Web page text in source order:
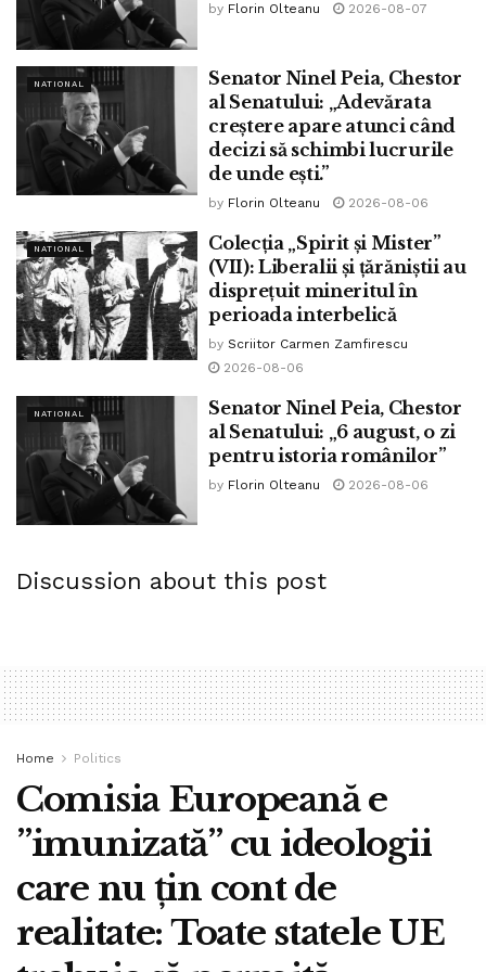
adresa Str. George Vraca nr. 8, Sector 1, București, sau
prin fax, la numărul 021/3124921!”, arată anunțul postat pe
site-ul instituției.
Sursa citată mai spune că „Avocatul Poporului va
implementa desfășurarea activității în regim de telemuncă,
dar va asigura permanența atât la sediul central, cât și la
birourile teritoriale și va răspunde telefonic eventualelor
solicitări”.
Tags: Avocatul Poporului catalin serban coronavirus
drepturi și libetăși fundamentale monitorizare încălcare
pendulare stare de urgenta www.bpnews.ro
by Florin Olteanu 2026-08-07
NATIONAL
Senator Ninel Peia, Chestor
al Senatului: „Adevărata
creștere apare atunci când
decizi să schimbi lucrurile
de unde ești.”
by Florin Olteanu 2026-08-06
NATIONAL
Colecția „Spirit și Mister”
(VII): Liberalii și țărăniștii au
disprețuit mineritul în
perioada interbelică
by Scriitor Carmen Zamfirescu
2026-08-06
NATIONAL
Senator Ninel Peia, Chestor
al Senatului: „6 august, o zi
pentru istoria românilor”
by Florin Olteanu 2026-08-06
Discussion about this post
Home Politics
Comisia Europeană e
”imunizată” cu ideologii
care nu țin cont de
realitate: Toate statele UE